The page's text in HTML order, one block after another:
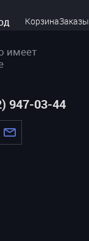
КорзинаЗаказы
имеет
947-03-44